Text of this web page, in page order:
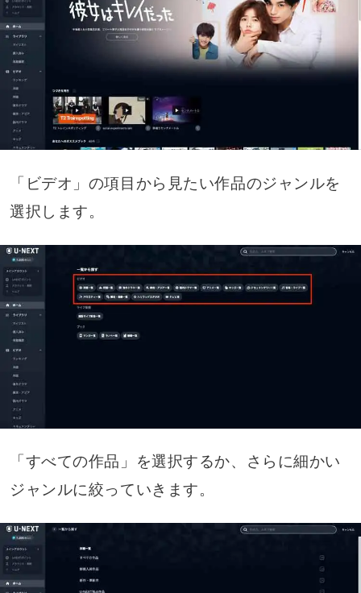
「ビデオ」の項目から見たい作品のジャンルを
選択します。
「すべての作品」を選択するか、さらに細かい
ジャンルに絞っていきます。